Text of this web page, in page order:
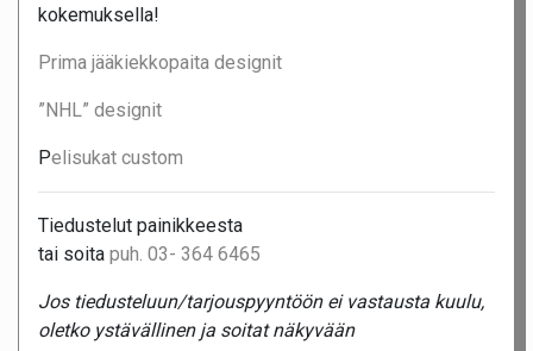
kokemuksella!
Prima jääkiekkopaita designit
”NHL” designit
Pelisukat custom
Tiedustelut painikkeesta
tai soita puh. 03- 364 6465
Jos tiedusteluun/tarjouspyyntöön ei vastausta kuulu,
oletko ystävällinen ja soitat näkyvään